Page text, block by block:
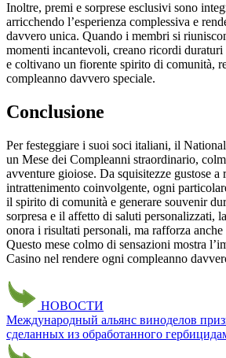
Inoltre, premi e sorprese esclusivi sono
arricchendo l’esperienza complessiva e
davvero unica. Quando i membri si
momenti incantevoli, creano ricordi
e coltivano un fiorente spirito di comunità,
compleanno davvero speciale.
Conclusione
Per festeggiare i suoi soci italiani, il
un Mese dei Compleanni straordinario,
avventure gioiose. Da squisitezze gustose a
intrattenimento coinvolgente, ogni
il spirito di comunità e generare souvenir
sorpresa e il affetto di saluti personalizzati,
onora i risultati personali, ma rafforza
Questo mese colmo di sensazioni mostra
Casino nel rendere ogni compleanno
НОВОСТИ
Международный альянс виноделов
сделанных из обработанного